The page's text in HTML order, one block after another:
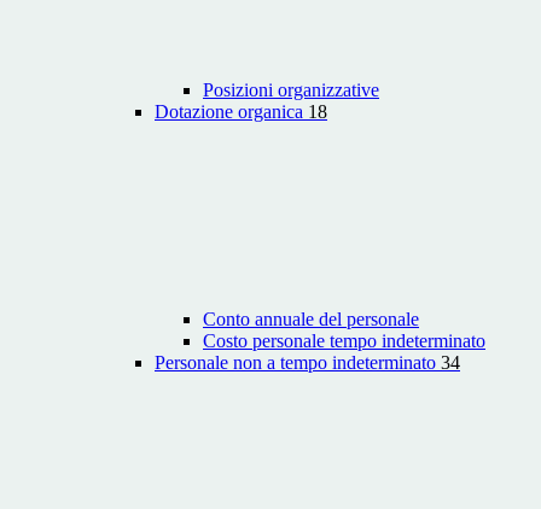
Posizioni organizzative
Dotazione organica 18
Conto annuale del personale
Costo personale tempo indeterminato
Personale non a tempo indeterminato 34